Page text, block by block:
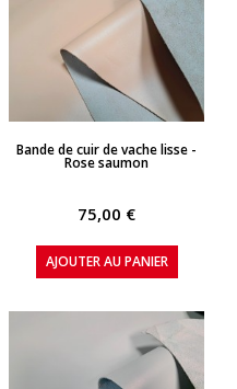
APERÇU RAPIDE
Bande de cuir de vache lisse -
Rose saumon
75,00 €
AJOUTER AU PANIER